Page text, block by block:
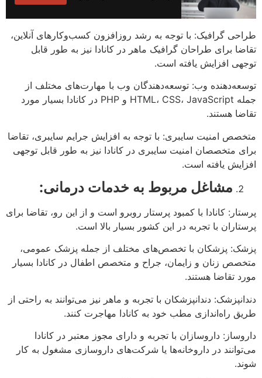
طراحی گرافیک: با توجه به رشد روزافزون کسب‌وکارهای آنلاین،
تقاضا برای طراحان گرافیک ماهر در کانادا نیز به طور قابل
توجهی افزایش یافته است.
توسعه‌دهنده وب: توسعه‌دهندگان وب با مهارت‌های مختلف از
جمله HTML، CSS، JavaScript و PHP در کانادا بسیار مورد
تقاضا هستند.
متخصص امنیت سایبری: با توجه به افزایش جرایم سایبری، تقاضا
برای متخصصان امنیت سایبری در کانادا نیز به طور قابل توجهی
افزایش یافته است.
مشاغل مربوط به خدمات درمانی:
پرستار: کانادا با کمبود پرستار روبرو است و از این رو، تقاضا برای
پرستاران با تجربه در این کشور بسیار بالا است.
پزشک: پزشکان با تخصص‌های مختلف از جمله پزشک عمومی،
متخصص زنان و زایمان، جراح و متخصص اطفال در کانادا بسیار
مورد تقاضا هستند.
دندانپزشک: دندانپزشکان با تجربه و ماهر نیز می‌توانند به راحتی از
طریق راه‌اندازی مطب خود به کانادا مهاجرت کنند.
داروساز: داروسازان با تجربه و دارای مجوز معتبر در کانادا
می‌توانند در داروخانه‌ها یا شرکت‌های داروسازی مشغول به کار
شوند.